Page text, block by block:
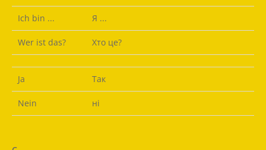
Ich bin ... Я ...
Wer ist das? Хто це?
Ja Так
Nein ні